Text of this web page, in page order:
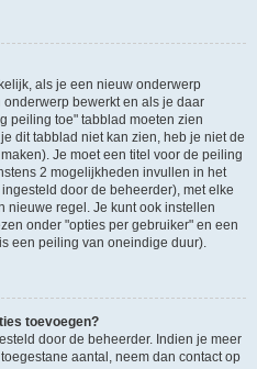
als je een nieuw onderwerp
bewerkt en als je daar
peiling toe" tabblad moeten zien
dit tabblad niet kan zien, heb je niet de
Je moet een titel voor de peiling
2 mogelijkheden invullen in het
door de beheerder), met elke
nieuwe regel. Je kunt ook instellen
onder "opties per gebruiker" en een
een peiling van oneindige duur).
toevoegen?
door de beheerder. Indien je meer
aantal, neem dan contact op